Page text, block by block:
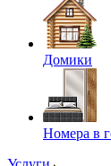
Домики
Номера в